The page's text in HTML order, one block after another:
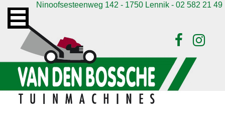
Ninoofsesteenweg 142 - 1750 Lennik - 02 582 21 49